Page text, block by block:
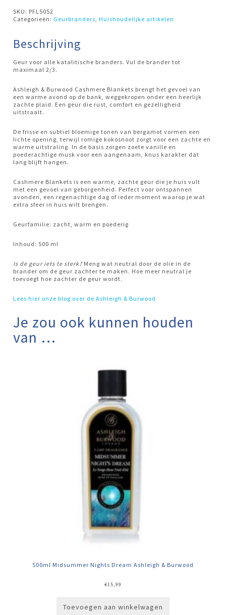
Burwood
aantal
SKU: PFL5052
Categorieën: Geurbranders ,Huishoudelijke artikelen
Beschrijving
Geur voor alle katalitische branders. Vul de brander tot
maximaal 2/3.
Ashleigh & Burwood Cashmere Blankets brengt het gevoel van
een warme avond op de bank, weggekropen onder een heerlijk
zachte plaid. Een geur die rust, comfort en gezelligheid
uitstraalt.
De frisse en subtiel bloemige tonen van bergamot vormen een
lichte opening, terwijl romige kokosnoot zorgt voor een zachte en
warme uitstraling. In de basis zorgen zoete vanille en
poederachtige musk voor een aangenaam, knus karakter dat
lang blijft hangen.
Cashmere Blankets is een warme, zachte geur die je huis vult
met een gevoel van geborgenheid. Perfect voor ontspannen
avonden, een regenachtige dag of ieder moment waarop je wat
extra sfeer in huis wilt brengen.
Geurfamilie: zacht, warm en poederig
Inhoud: 500 ml
Is de geur iets te sterk? Meng wat neutral door de olie in de
brander om de geur zachter te maken. Hoe meer neutral je
toevoegt hoe zachter de geur wordt.
Lees hier onze blog over de Ashleigh & Burwood
Je zou ook kunnen houden
van …
500ml Midsummer Nights Dream Ashleigh & Burwood
€15,99
Toevoegen aan winkelwagen